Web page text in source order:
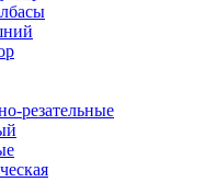
резательные